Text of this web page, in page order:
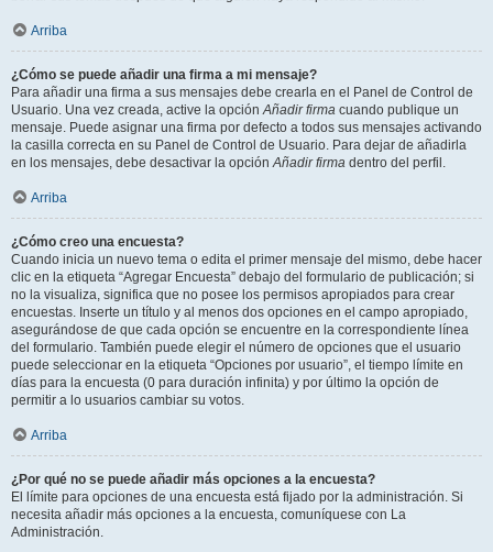
Arriba
¿Cómo se puede añadir una firma a mi mensaje?
Para añadir una firma a sus mensajes debe crearla en el Panel de Control de
Usuario. Una vez creada, active la opciónAñadir firma cuando publique un
mensaje. Puede asignar una firma por defecto a todos sus mensajes activando
la casilla correcta en su Panel de Control de Usuario. Para dejar de añadirla
en los mensajes, debe desactivar la opciónAñadir firma dentro del perfil.
Arriba
¿Cómo creo una encuesta?
Cuando inicia un nuevo tema o edita el primer mensaje del mismo, debe hacer
clic en la etiqueta “Agregar Encuesta” debajo del formulario de publicación; si
no la visualiza, significa que no posee los permisos apropiados para crear
encuestas. Inserte un título y al menos dos opciones en el campo apropiado,
asegurándose de que cada opción se encuentre en la correspondiente línea
del formulario. También puede elegir el número de opciones que el usuario
puede seleccionar en la etiqueta “Opciones por usuario”, el tiempo límite en
días para la encuesta (0 para duración infinita) y por último la opción de
permitir a lo usuarios cambiar su votos.
Arriba
¿Por qué no se puede añadir más opciones a la encuesta?
El límite para opciones de una encuesta está fijado por la administración. Si
necesita añadir más opciones a la encuesta, comuníquese con La
Administración.